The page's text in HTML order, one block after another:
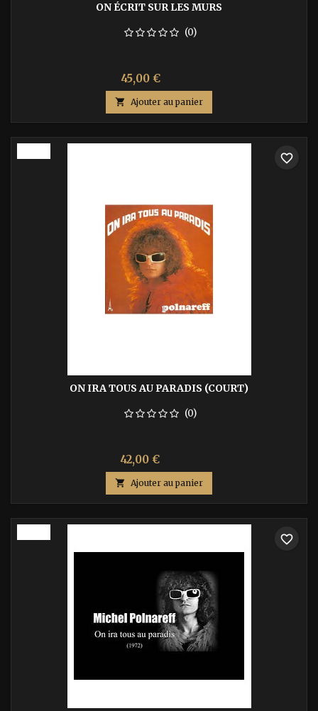
ON ÉCRIT SUR LES MURS
(0)
Prix
45,00 €
base
 Ajouter au panier
ON IRA TOUS AU PARADIS (COURT)
(0)
Prix
42,00 €
base
 Ajouter au panier
favorite_border
favorite_border